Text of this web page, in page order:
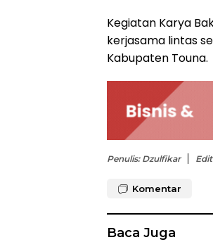
Kegiatan Karya
kerjasama lintas
Kabupaten Touna.
Penulis: Dzulfikar
Komentar
Baca Juga